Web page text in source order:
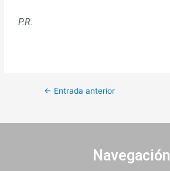
P.R.
← Entrada anterior
Navegación